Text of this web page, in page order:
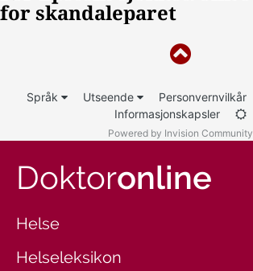
Språk Utseende Personvernvilkår
Informasjonskapsler
Powered by Invision Community
Doktoronline
Helse
Helseleksikon